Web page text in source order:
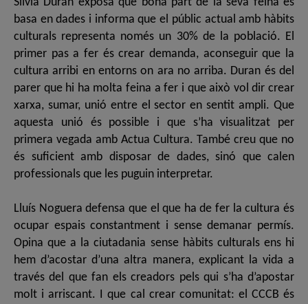
basa en dades i informa que el públic actual amb hàbits
culturals representa només un 30% de la població. El
primer pas a fer és crear demanda, aconseguir que la
cultura arribi en entorns on ara no arriba. Duran és del
parer que hi ha molta feina a fer i que això vol dir crear
xarxa, sumar, unió entre el sector en sentit ampli. Que
aquesta unió és possible i que s’ha visualitzat per
primera vegada amb Actua Cultura. També creu que no
és suficient amb disposar de dades, sinó que calen
professionals que les puguin interpretar.
Lluís Noguera defensa que el que ha de fer la cultura és
ocupar espais constantment i sense demanar permís.
Opina que a la ciutadania sense hàbits culturals ens hi
hem d’acostar d’una altra manera, explicant la vida a
través del que fan els creadors pels qui s’ha d’apostar
molt i arriscant. I que cal crear comunitat: el CCCB és